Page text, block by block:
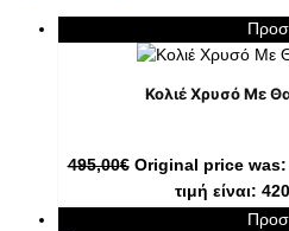
Κολιέ Χρυσό Με
495,00€ Original price was:
τιμή είναι: